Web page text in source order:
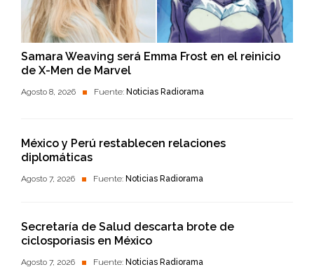
Samara Weaving será Emma Frost en el reinicio
de X-Men de Marvel
Agosto 8, 2026 Fuente: Noticias Radiorama
México y Perú restablecen relaciones
diplomáticas
Agosto 7, 2026 Fuente: Noticias Radiorama
Secretaría de Salud descarta brote de
ciclosporiasis en México
Agosto 7, 2026 Fuente: Noticias Radiorama